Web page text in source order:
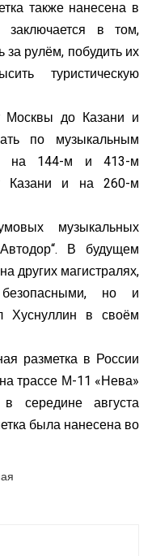
также нанесена в
заключается в том,
за рулём, побудить их
туристическую
Москвы до Казани и
по музыкальным
на 144-м и 413-м
Казани и на 260-м
музыкальных
В будущем
других магистралях,
но и
Хуснуллин в своём
разметка в России
трассе М-11 «Нева»
середине августа
была нанесена во